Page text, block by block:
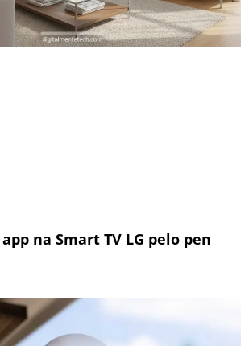
na Smart TV LG pelo pen